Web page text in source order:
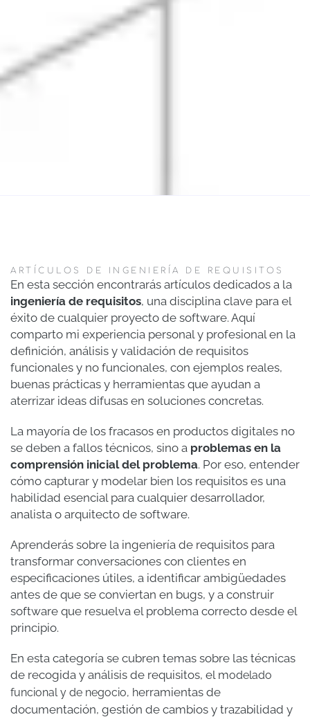
ARTÍCULOS DE INGENIERÍA DE REQUISITOS
En esta sección encontrarás artículos dedicados a la
ingeniería de requisitos, una disciplina clave para el
éxito de cualquier proyecto de software. Aquí
comparto mi experiencia personal y profesional en la
definición, análisis y validación de requisitos
funcionales y no funcionales, con ejemplos reales,
buenas prácticas y herramientas que ayudan a
aterrizar ideas difusas en soluciones concretas.
La mayoría de los fracasos en productos digitales no
se deben a fallos técnicos, sino a problemas en la
comprensión inicial del problema. Por eso, entender
cómo capturar y modelar bien los requisitos es una
habilidad esencial para cualquier desarrollador,
analista o arquitecto de software.
Aprenderás sobre la ingeniería de requisitos para
transformar conversaciones con clientes en
especificaciones útiles, a identificar ambigüedades
antes de que se conviertan en bugs, y a construir
software que resuelva el problema correcto desde el
principio.
En esta categoría se cubren temas sobre las técnicas
de recogida y análisis de requisitos, el modelado
funcional y de negocio, herramientas de
documentación, gestión de cambios y trazabilidad y